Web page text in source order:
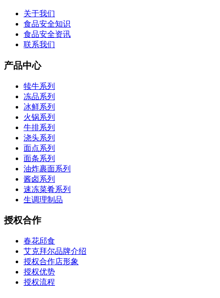
关于我们
食品安全知识
食品安全资讯
联系我们
产品中心
犊牛系列
冻品系列
冰鲜系列
火锅系列
牛排系列
浇头系列
面点系列
面条系列
油炸裹面系列
酱卤系列
速冻菜肴系列
生调理制品
授权合作
春花邱食
艾克拜尔品牌介绍
授权合作店形象
授权优势
授权流程